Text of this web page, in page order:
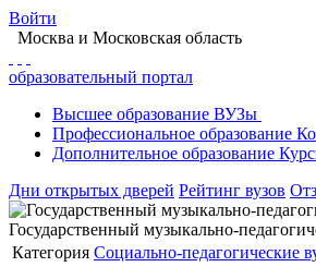
Войти
Москва и Московская область
образовательный портал
Высшее образование ВУЗы
Профессиональное образование
Дополнительное образование
Дни открытых дверей Рейтинг вузов
Государственный музыкально-
Категория Социально-педагогические